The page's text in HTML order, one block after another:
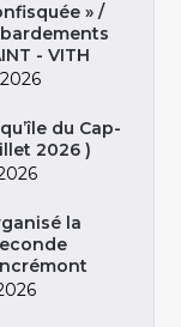
» /
- VITH
du Cap-
2026 )
la